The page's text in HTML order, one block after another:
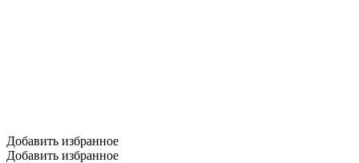
Добавить избранное
Добавить избранное